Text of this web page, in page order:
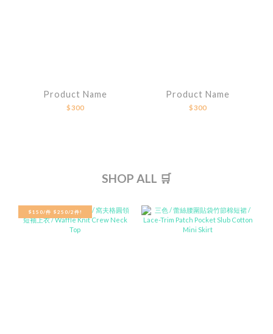
Product Name
$300
Product Name
$300
SHOP ALL 🛒
$150/件 $250/2件!